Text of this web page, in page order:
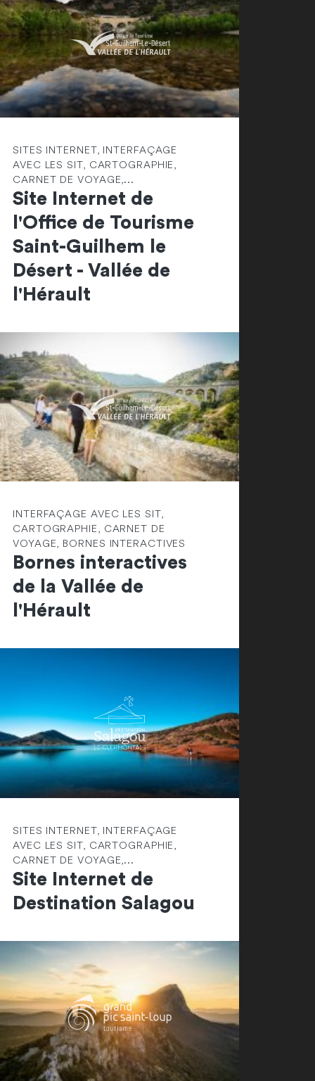
SITES INTERNET, INTERFAÇAGE
AVEC LES SIT, CARTOGRAPHIE,
CARNET DE VOYAGE,...
Site Internet de
l'Office de Tourisme
Saint-Guilhem le
Désert - Vallée de
l'Hérault
INTERFAÇAGE AVEC LES SIT,
CARTOGRAPHIE, CARNET DE
VOYAGE, BORNES INTERACTIVES
Bornes interactives
de la Vallée de
l'Hérault
SITES INTERNET, INTERFAÇAGE
AVEC LES SIT, CARTOGRAPHIE,
CARNET DE VOYAGE,...
Site Internet de
Destination Salagou